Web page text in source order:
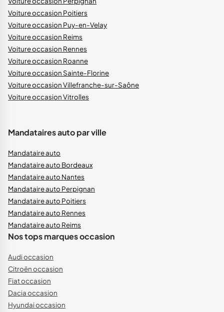
Voiture occasion Poitiers
Voiture occasion Puy-en-Velay
Voiture occasion Reims
Voiture occasion Rennes
Voiture occasion Roanne
Voiture occasion Sainte-Florine
Voiture occasion Villefranche-sur-Saône
Voiture occasion Vitrolles
Mandataires auto par ville
Mandataire auto
Mandataire auto Bordeaux
Mandataire auto Nantes
Mandataire auto Perpignan
Mandataire auto Poitiers
Mandataire auto Rennes
Mandataire auto Reims
Nos tops marques occasion
Audi occasion
Citroën occasion
Fiat occasion
Dacia occasion
Hyundai occasion